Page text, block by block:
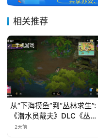
7
月
3
0
日
游
茶
对
相关推荐
手机游戏
从“下海摸鱼”到“丛林求生”:
《潜水员戴夫》DLC《丛
林》移动端定档8月14日
2天前